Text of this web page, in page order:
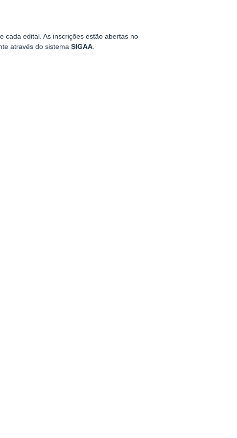
cada edital. As inscrições estão abertas no
através do sistemaSIGAA